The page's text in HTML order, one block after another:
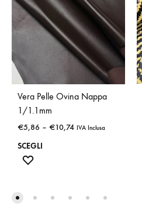
Vera Pelle Ovina Nappa
1/1.1mm
€5,86 – €10,74 IVA Inclusa
SCEGLI
Questo
ha